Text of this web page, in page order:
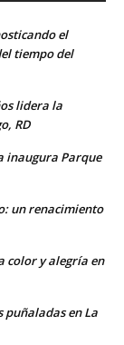
el
tiempo del
lidera la
RD
inaugura Parque
un renacimiento
color y alegría en
puñaladas en La